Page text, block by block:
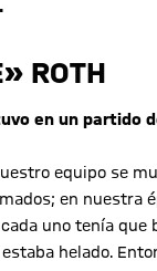
ROTH
en un partido
equipo se
en nuestra
uno tenía que
helado.